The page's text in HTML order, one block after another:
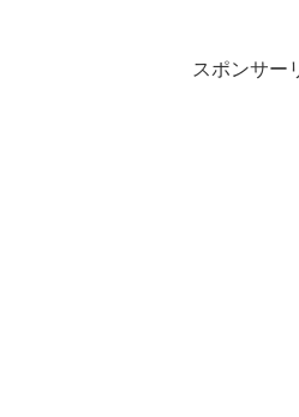
スポンサー